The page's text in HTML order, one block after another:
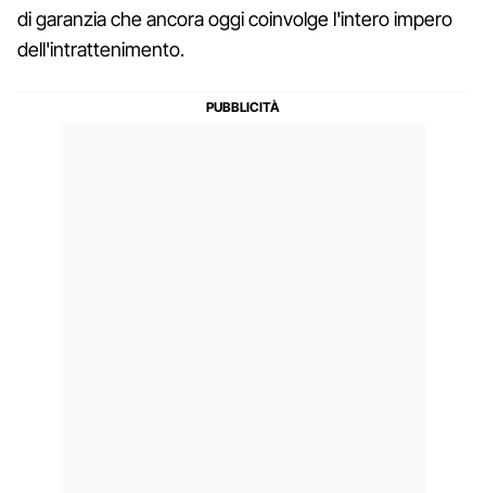
di garanzia che ancora oggi coinvolge l'intero impero
dell'intrattenimento.